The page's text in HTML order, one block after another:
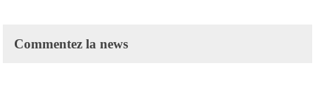
Commentez la news